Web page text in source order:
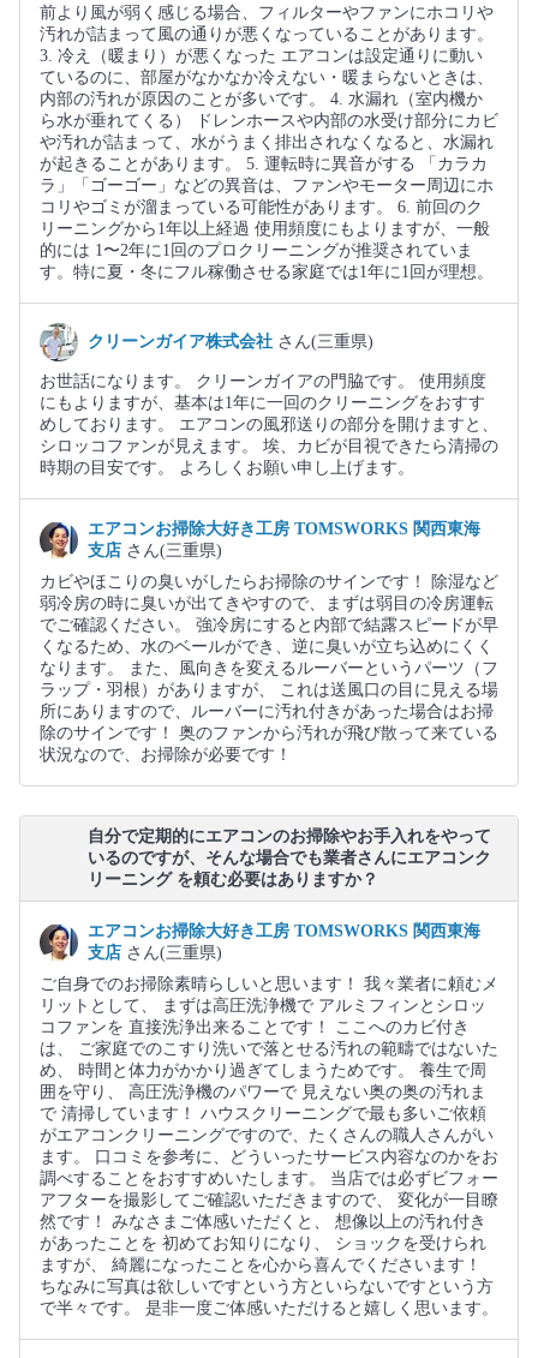
前より風が弱く感じる場合、フィルターやファンにホコリや
汚れが詰まって風の通りが悪くなっていることがあります。
3. 冷え（暖まり）が悪くなった エアコンは設定通りに動い
ているのに、部屋がなかなか冷えない・暖まらないときは、
内部の汚れが原因のことが多いです。 4. 水漏れ（室内機か
ら水が垂れてくる） ドレンホースや内部の水受け部分にカビ
や汚れが詰まって、水がうまく排出されなくなると、水漏れ
が起きることがあります。 5. 運転時に異音がする 「カラカ
ラ」「ゴーゴー」などの異音は、ファンやモーター周辺にホ
コリやゴミが溜まっている可能性があります。 6. 前回のク
リーニングから1年以上経過 使用頻度にもよりますが、一般
的には 1〜2年に1回のプロクリーニングが推奨されていま
す。特に夏・冬にフル稼働させる家庭では1年に1回が理想。
クリーンガイア株式会社 さん(三重県)
お世話になります。 クリーンガイアの門脇です。 使用頻度
にもよりますが、基本は1年に一回のクリーニングをおすす
めしております。 エアコンの風邪送りの部分を開けますと、
シロッコファンが見えます。 埃、カビが目視できたら清掃の
時期の目安です。 よろしくお願い申し上げます。
エアコンお掃除大好き工房 TOMSWORKS 関西東海
支店 さん(三重県)
カビやほこりの臭いがしたらお掃除のサインです！ 除湿など
弱冷房の時に臭いが出てきやすので、まずは弱目の冷房運転
でご確認ください。 強冷房にすると内部で結露スピードが早
くなるため、水のベールができ、逆に臭いが立ち込めにくく
なります。 また、風向きを変えるルーバーというパーツ（フ
ラップ・羽根）がありますが、 これは送風口の目に見える場
所にありますので、ルーバーに汚れ付きがあった場合はお掃
除のサインです！ 奥のファンから汚れが飛び散って来ている
状況なので、お掃除が必要です！
自分で定期的にエアコンのお掃除やお手入れをやって
いるのですが、そんな場合でも業者さんにエアコンク
リーニング を頼む必要はありますか？
エアコンお掃除大好き工房 TOMSWORKS 関西東海
支店 さん(三重県)
ご自身でのお掃除素晴らしいと思います！ 我々業者に頼むメ
リットとして、 まずは高圧洗浄機で アルミフィンとシロッ
コファンを 直接洗浄出来ることです！ ここへのカビ付き
は、 ご家庭でのこすり洗いで落とせる汚れの範疇ではないた
め、 時間と体力がかかり過ぎてしまうためです。 養生で周
囲を守り、 高圧洗浄機のパワーで 見えない奥の奥の汚れま
で 清掃しています！ ハウスクリーニングで最も多いご依頼
がエアコンクリーニングですので、たくさんの職人さんがい
ます。 口コミを参考に、どういったサービス内容なのかをお
調べすることをおすすめいたします。 当店では必ずビフォー
アフターを撮影してご確認いただきますので、 変化が一目瞭
然です！ みなさまご体感いただくと、 想像以上の汚れ付き
があったことを 初めてお知りになり、 ショックを受けられ
ますが、 綺麗になったことを心から喜んでくださいます！
ちなみに写真は欲しいですという方といらないですという方
で半々です。 是非一度ご体感いただけると嬉しく思います。